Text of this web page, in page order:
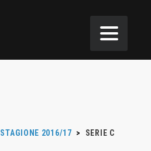
STAGIONE 2016/17 > SERIE C